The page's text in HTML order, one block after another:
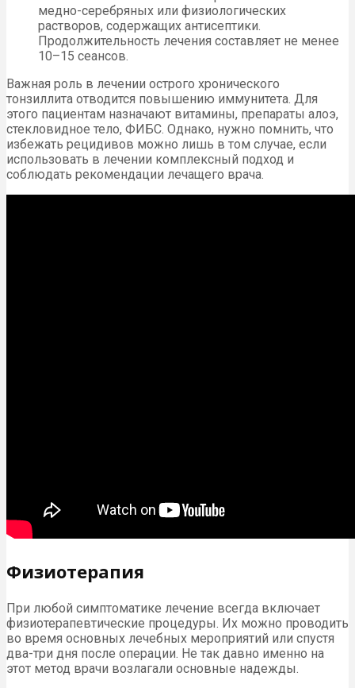
медно-серебряных или физиологических
растворов, содержащих антисептики.
Продолжительность лечения составляет не менее
10–15 сеансов.
Важная роль в лечении острого хронического
тонзиллита отводится повышению иммунитета. Для
этого пациентам назначают витамины, препараты алоэ,
стекловидное тело, ФИБС. Однако, нужно помнить, что
избежать рецидивов можно лишь в том случае, если
использовать в лечении комплексный подход и
соблюдать рекомендации лечащего врача.
Физиотерапия
При любой симптоматике лечение всегда включает
физиотерапевтические процедуры. Их можно проводить
во время основных лечебных мероприятий или спустя
два-три дня после операции. Не так давно именно на
этот метод врачи возлагали основные надежды.